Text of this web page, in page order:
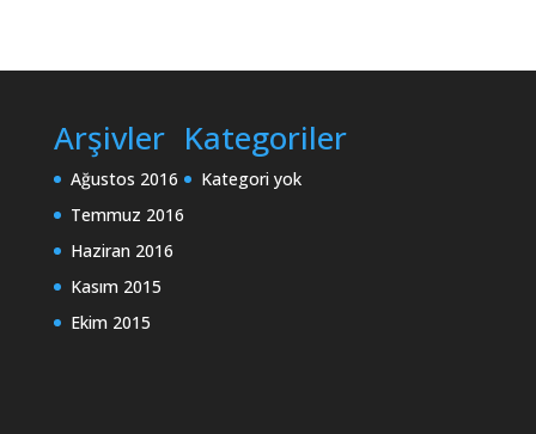
Arşivler
Ağustos 2016
Temmuz 2016
Haziran 2016
Kasım 2015
Ekim 2015
Kategoriler
Kategori yok